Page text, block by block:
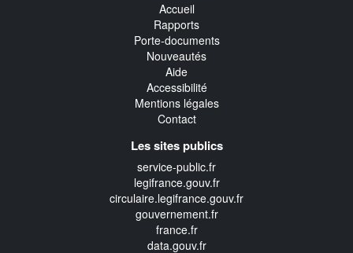
Accueil
Rapports
Porte-documents
Nouveautés
Aide
Accessibilité
Mentions légales
Contact
Les sites publics
service-public.fr
legifrance.gouv.fr
circulaire.legifrance.gouv.fr
gouvernement.fr
france.fr
data.gouv.fr